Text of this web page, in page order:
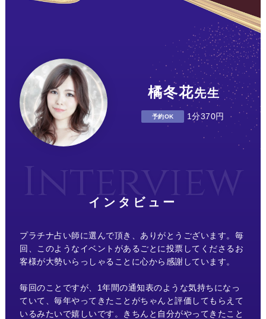
橘冬花先生
予約OK 1分370円
インタビュー
プラチナ占い師に選んで頂き、ありがとうございます。毎
回、このようなイベントがあるごとに投票してくださるお
客様が大勢いらっしゃることに心から感謝しています。
毎回のことですが、1年間の通知表のような気持ちになっ
ていて、毎年やってきたことがちゃんと評価してもらえて
いるみたいで嬉しいです。きちんと自分がやってきたこと